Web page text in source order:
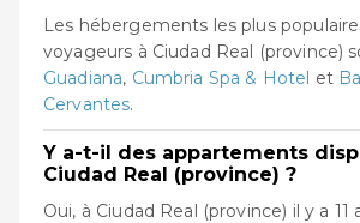
Les hébergements les plus
voyageurs à Ciudad Real (province)
Guadiana, Cumbria Spa & Hotel et
Cervantes.
Y a-t-il des appartements
Ciudad Real (province) ?
Oui, à Ciudad Real (province) il y a